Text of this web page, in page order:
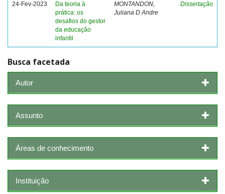
24-Fev-2023
Da teoria à
prática: os
desafios do gestor
da educação
infantil
MONTANDON,
Juliana D Andre
Dissertação
Busca facetada
Autor
Assunto
Áreas de conhecimento
Instituição